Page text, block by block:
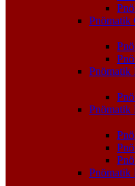
Pnömatik
Pnömatik
Pnömatik
Pnömatik